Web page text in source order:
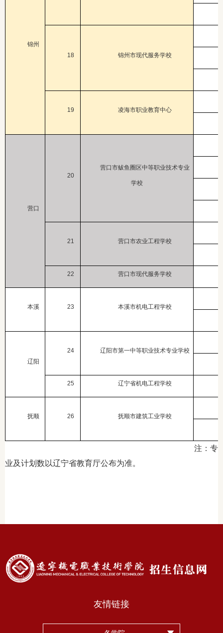
锦州
18 锦州市现代服务学校
19 凌海市职业教育中心
营口
20
营口市鲅鱼圈区中等职业技术专业
学校
21 营口市农业工程学校
22 营口市现代服务学校
本溪 23
本溪市机电工程学校
辽阳
24
辽阳市第一中等职业技术专业学校
25 辽宁省机电工程学校
抚顺 26 抚顺市建筑工业学校
注：专
业及计划数以辽宁省教育厅公布为准。
友情链接